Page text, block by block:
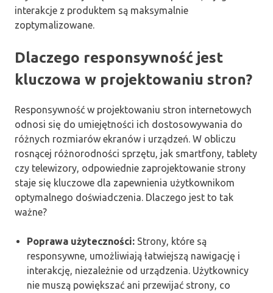
interakcje z produktem są maksymalnie
zoptymalizowane.
Dlaczego responsywność jest
kluczowa w projektowaniu stron?
Responsywność w projektowaniu stron internetowych
odnosi się do umiejętności ich dostosowywania do
różnych rozmiarów ekranów i urządzeń. W obliczu
rosnącej różnorodności sprzętu, jak smartfony, tablety
czy telewizory, odpowiednie zaprojektowanie strony
staje się kluczowe dla zapewnienia użytkownikom
optymalnego doświadczenia. Dlaczego jest to tak
ważne?
Poprawa użyteczności: Strony, które są
responsywne, umożliwiają łatwiejszą nawigację i
interakcję, niezależnie od urządzenia. Użytkownicy
nie muszą powiększać ani przewijać strony, co